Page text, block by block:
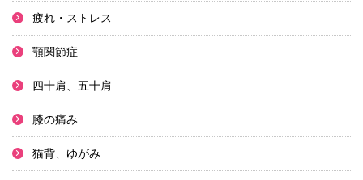
疲れ・ストレス
顎関節症
四十肩、五十肩
膝の痛み
猫背、ゆがみ